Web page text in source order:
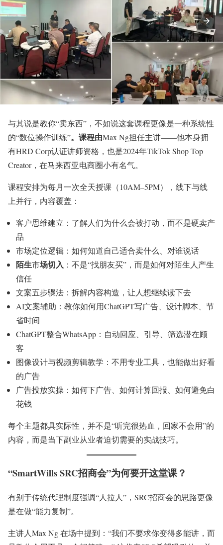
与其说是教你“卖东西”，不如说这套课程更像是一种系统性
的“数位操作训练”。课程由Max Ng担任主讲——他本身拥
有HRD Corp认证讲师资格，也是2024年TikTok Shop Top
Creator，在马来西亚电商圈小有名气。
课程安排为每月一次全天授课（10AM–5PM），线下与线
上并行，内容覆盖：
客户思维建立：了解人们为什么会被打动，而不是硬卖产
品
市场定位逻辑：如何知道自己适合卖什么、对谁说话
陌生市场切入 ：不是“找朋友买”，而是如何对陌生人产生
信任
文案五步骤法：拆解内容构造，让人想继续读下去
AI文案辅助：教你如何用ChatGPT写广告、设计脚本、节
省时间
ChatGPT整合WhatsApp：自动回应、引导、筛选潜在顾
客
图像设计与视频剪辑教学：不用专业工具，也能做出好看
的广告
广告投放实操：如何下广告、如何计算回报、如何避免白
花钱
每个主题都具实际性，并不是“听完很热血，回家不会用”的
内容，而是当下副业从业者迫切需要的实战技巧。
“SmartWills SRC招商会”为何要开这堂课？
有别于传统代理制度强调“人拉人”，SRC招商会的思路更像
是在做“能力复制”。
主讲人Max Ng 在场中提到：“我们不要求你变得多能讲，而